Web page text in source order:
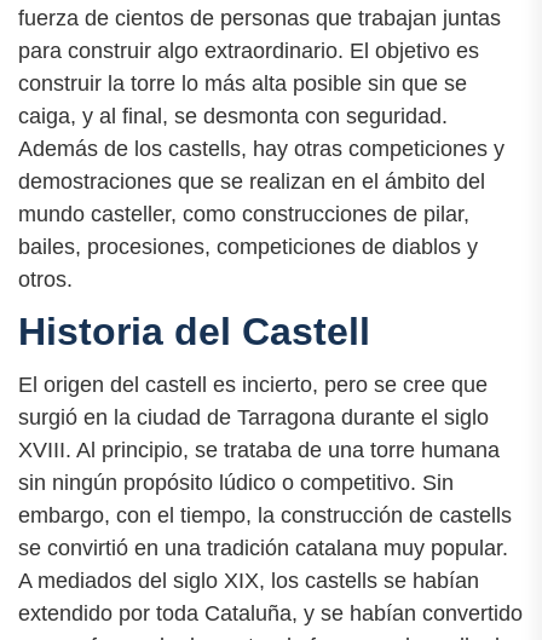
fuerza de cientos de personas que trabajan juntas
para construir algo extraordinario. El objetivo es
construir la torre lo más alta posible sin que se
caiga, y al final, se desmonta con seguridad.
Además de los castells, hay otras competiciones y
demostraciones que se realizan en el ámbito del
mundo casteller, como construcciones de pilar,
bailes, procesiones, competiciones de diablos y
otros.
Historia del Castell
El origen del castell es incierto, pero se cree que
surgió en la ciudad de Tarragona durante el siglo
XVIII. Al principio, se trataba de una torre humana
sin ningún propósito lúdico o competitivo. Sin
embargo, con el tiempo, la construcción de castells
se convirtió en una tradición catalana muy popular.
A mediados del siglo XIX, los castells se habían
extendido por toda Cataluña, y se habían convertido